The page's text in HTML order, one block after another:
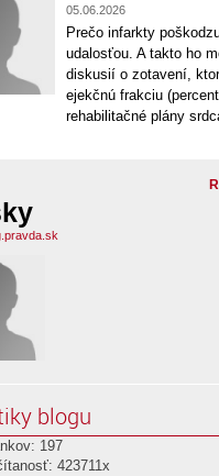
05.06.2026
Prečo infarkty
udalosťou. A takto ho
diskusií o zotavení,
ejekčnú frakciu
rehabilitačné plány
blogu
197
423711x